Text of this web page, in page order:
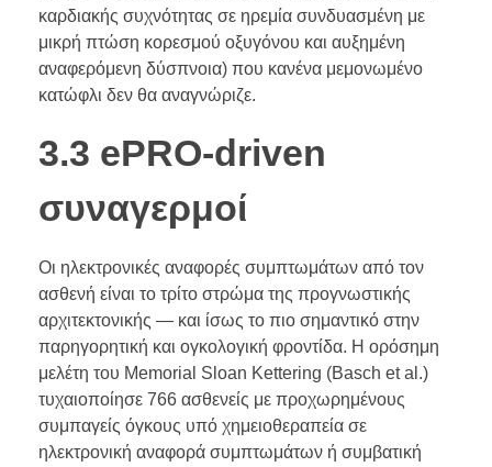
καρδιακής συχνότητας σε ηρεμία συνδυασμένη με
μικρή πτώση κορεσμού οξυγόνου και αυξημένη
αναφερόμενη δύσπνοια) που κανένα μεμονωμένο
κατώφλι δεν θα αναγνώριζε.
3.3 ePRO-driven
συναγερμοί
Οι ηλεκτρονικές αναφορές συμπτωμάτων από τον
ασθενή είναι το τρίτο στρώμα της προγνωστικής
αρχιτεκτονικής — και ίσως το πιο σημαντικό στην
παρηγορητική και ογκολογική φροντίδα. Η ορόσημη
μελέτη του Memorial Sloan Kettering (Basch et al.)
τυχαιοποίησε 766 ασθενείς με προχωρημένους
συμπαγείς όγκους υπό χημειοθεραπεία σε
ηλεκτρονική αναφορά συμπτωμάτων ή συμβατική